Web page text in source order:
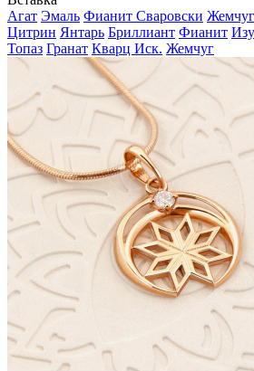
Агат Эмаль Фианит Сваровски
Цитрин Янтарь Бриллиант Фианит
Топаз Гранат Кварц Иск. Жемчуг